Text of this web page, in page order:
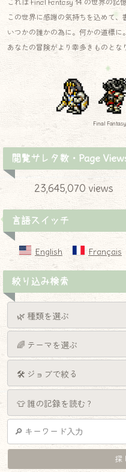
これは Final Fantasy 14 の世界の記
この世界に感謝の気持ちを込めて、
いつかの誰かの為に。何かの道標に
あなたの冒険がより幸多きものとな
Final Fantasy
閲覧サレタ数・Page
23,645,070 views
言語スイッチ
English Français
絞り込み検索